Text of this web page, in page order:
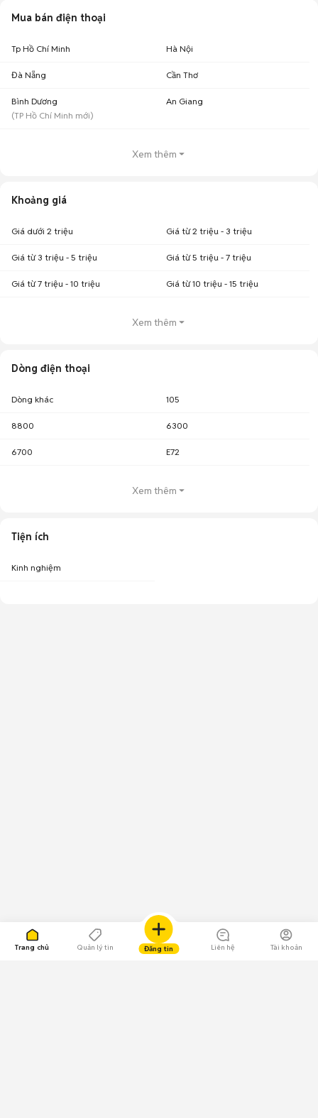
Trang chủ Quản lý tin Đăng tin Liên hệ Tài khoản
Mua bán điện thoại
Tp Hồ Chí Minh Hà Nội
Đà Nẵng Cần Thơ
Bình Dương
(TP Hồ Chí Minh mới)
An Giang
Xem thêm
Khoảng giá
Giá dưới 2 triệu Giá từ 2 triệu - 3 triệu
Giá từ 3 triệu - 5 triệu Giá từ 5 triệu - 7 triệu
Giá từ 7 triệu - 10 triệu Giá từ 10 triệu - 15 triệu
Xem thêm
Dòng điện thoại
Dòng khác 105
8800 6300
6700 E72
Xem thêm
Tiện ích
Kinh nghiệm